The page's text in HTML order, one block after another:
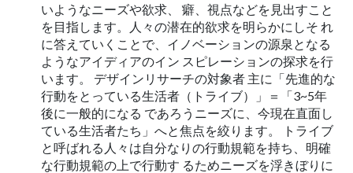
いようなニーズや欲求、 癖、視点などを見出すこと
を目指します。人々の潜在的欲求を明らかにしそ れ
に答えていくことで、イノベーションの源泉となる
ようなアイディアのイン スピレーションの探求を行
います。 デザインリサーチの対象者 主に「先進的な
行動をとっている生活者（トライブ）」＝「3~5年
後に一般的になる であろうニーズに、今現在直面し
ている生活者たち」へと焦点を絞ります。 トライブ
と呼ばれる人々は自分なりの行動規範を持ち、明確
な行動規範の上で行動す るためニーズを浮きぼりに